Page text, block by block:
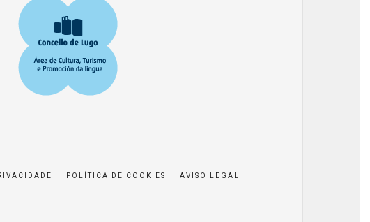
POLÍTICA DE COOKIES
AVISO LEGAL